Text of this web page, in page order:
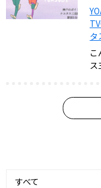
タ
ス
すべて